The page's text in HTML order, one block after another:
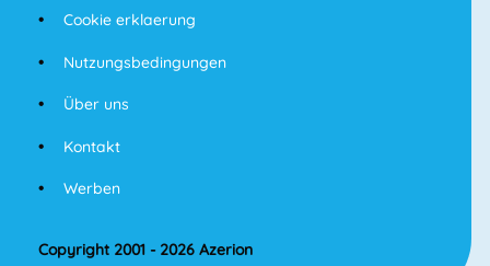
Cookie erklaerung
Nutzungsbedingungen
Über uns
Kontakt
Werben
Copyright 2001 - 2026 Azerion